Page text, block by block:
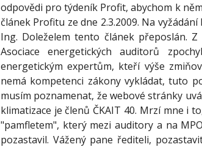
odpovědi pro týdeník Profit, abychom k
článek Profitu ze dne 2.3.2009. Na
Ing. Doleželem tento článek přeposlán.
Asociace energetických auditorů
energetickým expertům, kteří výše
nemá kompetenci zákony vykládat, tuto
musím poznamenat, že webové stránky
klimatizace je členů ČKAIT 40. Mrzí mne i
"pamfletem", který mezi auditory a na
pozastavil. Vážený pane řediteli,